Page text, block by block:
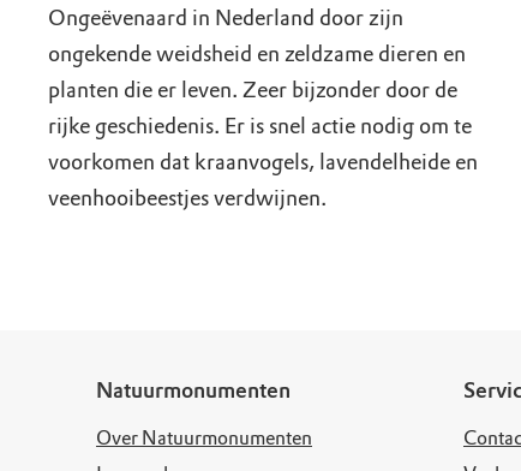
Ongeëvenaard in Nederland door zijn
ongekende weidsheid en zeldzame dieren en
planten die er leven. Zeer bijzonder door de
rijke geschiedenis. Er is snel actie nodig om te
voorkomen dat kraanvogels, lavendelheide en
veenhooibeestjes verdwijnen.
Natuurmonumenten
Over Natuurmonumenten